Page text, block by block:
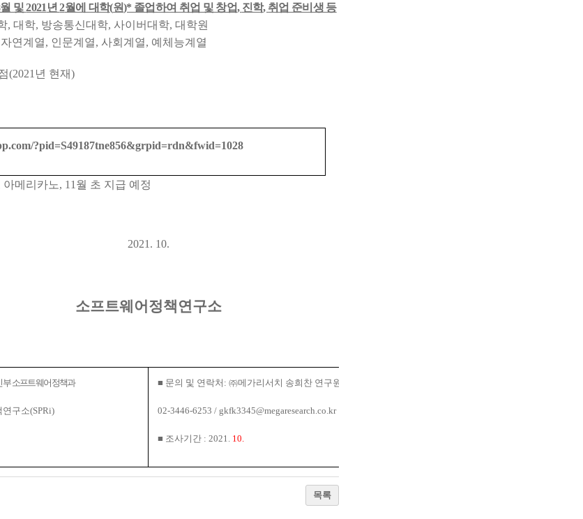
월 및2021 년2월에 대학(원)* 졸업하여 취업 및 창업, 진학, 취업 준비생 등
, 대학, 방송통신대학, 사이버대학, 대학원
자연계열, 인문계열, 사회계열, 예체능계열
(2021 년 현재)
?pid=S49187tne856&grpid=rdn&fwid=1028
아메리카노, 11 월 초 지급 예정
2021. 10.
소프트웨어정책연구소
소프트웨어정책과
연구소(SPRi)
■ 문의 및 연락처 : ㈜메가리서치 송희찬 연구원
02-3446-6253 / gkfk3345@megaresearch.co.kr
■ 조사기간 : 2021. 10.
목록